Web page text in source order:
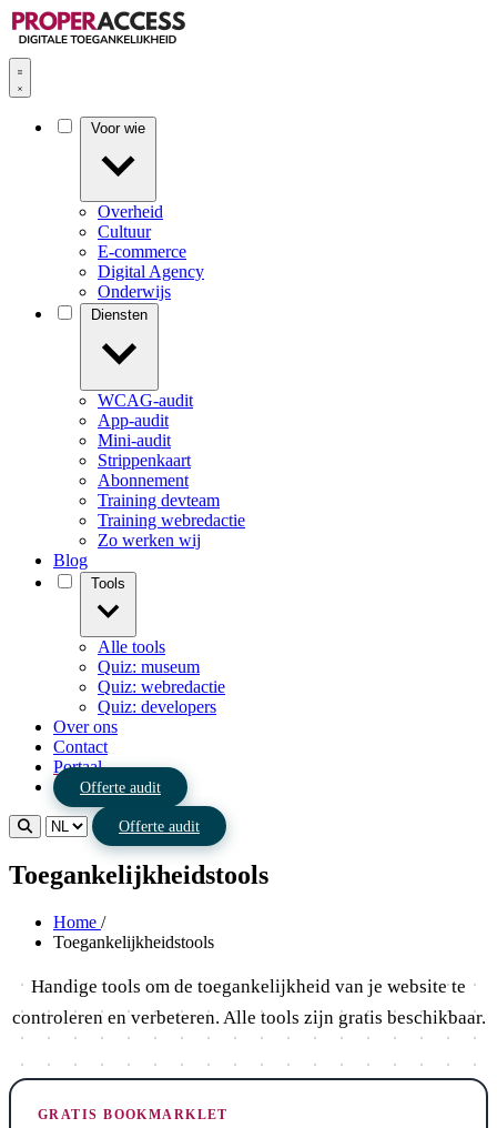
Overheid
Cultuur
E-commerce
Digital Agency
Onderwijs
WCAG-audit
App-audit
Mini-audit
Strippenkaart
Abonnement
Training devteam
Training webredactie
Zo werken wij
Blog
Alle tools
Quiz: museum
Quiz: webredactie
Quiz: developers
Over ons
Contact
Portaal
Offerte audit
Offerte audit
Toegankelijkheidstools
Home /
Toegankelijkheidstools
Handige tools om de toegankelijkheid van je website te
controleren en verbeteren. Alle tools zijn gratis beschikbaar.
GRATIS BOOKMARKLET